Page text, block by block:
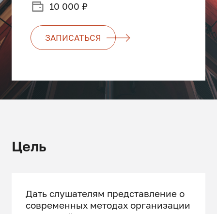
10 000 ₽
ЗАПИСАТЬСЯ
Цель
Дать слушателям представление о
современных методах организации